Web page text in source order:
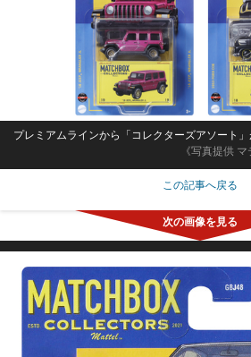
《写真提供
プレミアムラインから「コレクターズアソート」
この記事へ戻る